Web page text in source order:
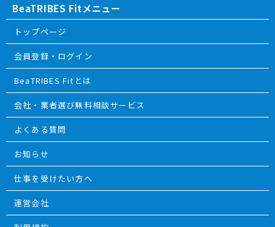
BeaTRIBES Fitメニュー
トップページ
会員登録・ログイン
BeaTRIBES Fitとは
会社・業者選び無料相談サービス
よくある質問
お知らせ
仕事を受けたい方へ
運営会社